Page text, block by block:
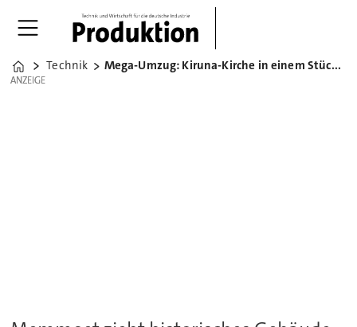
Home
Technik Mega-Umzug: Kiruna-Kirche in einem Stück verlegt
ANZEIGE
ANZEIGE